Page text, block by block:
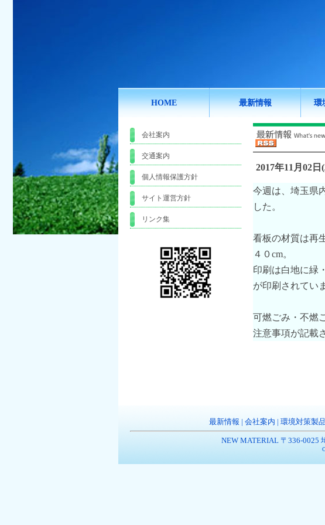
HOME 最新情報 環
会社案内
交通案内
個人情報保護方針
サイト運営方針
リンク集
2017年11月02日
今週は、埼玉県
した。
看板の材質は再
４０cm。
印刷は白地に緑
が印刷されてい
可燃ごみ・不燃
注意事項が記載
最新情報 会社案内 環境対策製
NEW MATERIAL 〒336-0025